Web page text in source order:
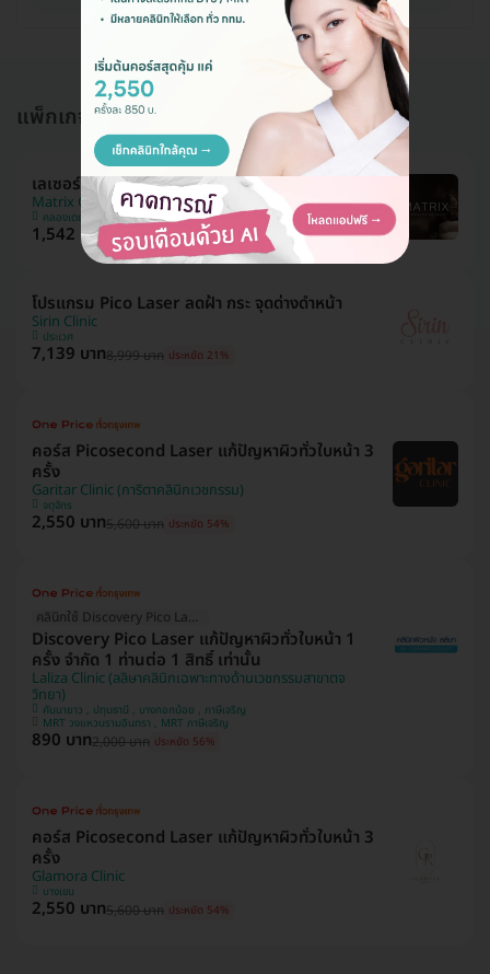
แพ็กเกจอื่นใน โปรแกรมทำ Pico Laser
เลเซอร์ Picosecond ปรับผิวหน้าขาวใส
Matrix Clinic
คลองเตย
1,542 บาท 2,000 บาท ประหยัด 23%
โปรแกรม Pico Laser ลดฝ้า กระ จุดด่างดำหน้า
Sirin Clinic
ประเวศ
7,139 บาท8,999 บาท ประหยัด 21%
คอร์ส Picosecond Laser แก้ปัญหาผิวทั่วใบหน้า 3
ครั้ง
Garitar Clinic (การิตาคลินิกเวชกรรม)
จตุจักร
2,550 บาท5,600 บาท ประหยัด 54%
คลินิกใช้ Discovery Pico Laser
Discovery Pico Laser แก้ปัญหาผิวทั่วใบหน้า 1
ครั้ง จำกัด 1 ท่านต่อ 1 สิทธิ์ เท่านั้น
Laliza Clinic (ลลิษาคลินิกเฉพาะทางด้านเวชกรรมสาขาตจ
วิทยา)
คันนายาว , ปทุมธานี , บางกอกน้อย , ภาษีเจริญ
MRT วงแหวนรามอินทรา , MRT ภาษีเจริญ
890 บาท2,000 บาท ประหยัด 56%
คอร์ส Picosecond Laser แก้ปัญหาผิวทั่วใบหน้า 3
ครั้ง
Glamora Clinic
บางเขน
2,550 บาท5,600 บาท ประหยัด 54%